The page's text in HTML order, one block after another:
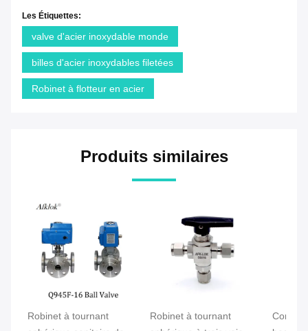
Les Étiquettes:
valve d'acier inoxydable monde
billes d'acier inoxydables filetées
Robinet à flotteur en acier
Produits similaires
Robinet à tournant
Robinet à tournant